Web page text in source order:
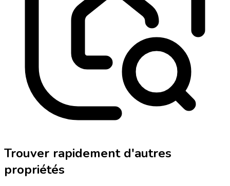
Trouver rapidement d'autres
propriétés